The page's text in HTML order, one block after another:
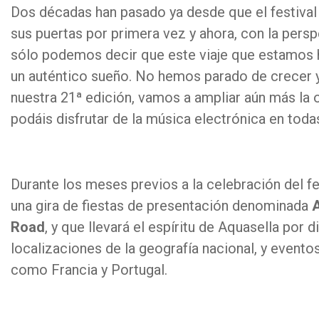
Dos décadas han pasado ya desde que el
sus puertas por primera vez y ahora, con la
sólo podemos decir que este viaje que estamos
un auténtico sueño. No hemos parado de crecer
nuestra 21ª edición, vamos a ampliar aún más la
podáis disfrutar de la música electrónica en
Durante los meses previos a la celebración del
una gira de fiestas de presentación denominada
Road, y que llevará el espíritu de Aquasella por
localizaciones de la geografía nacional, y
como Francia y Portugal.